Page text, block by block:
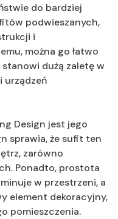
do bardziej
podwieszanych,
i
można go łatwo
dużą zaletę w
urządzeń
Design jest jego
sprawia, że sufit ten
zarówno
Ponadto, prostota
w przestrzeni, a
element dekoracyjny,
pomieszczenia.